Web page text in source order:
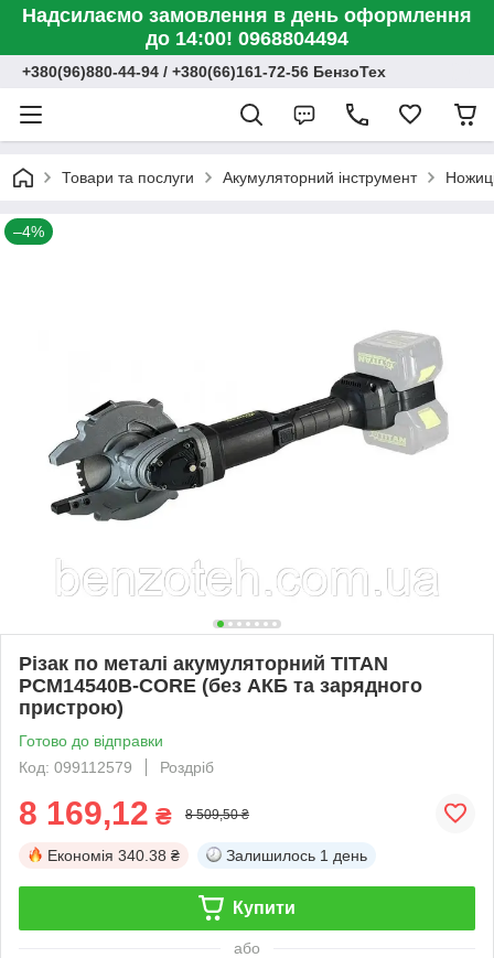
Надсилаємо замовлення в день оформлення
до 14:00! 0968804494
+380(96)880-44-94 / +380(66)161-72-56 БензоТех
Товари та послуги Акумуляторний інструмент
–4%
Різак по металі акумуляторний TITAN
PCM14540B-CORE (без АКБ та зарядного
пристрою)
Готово до відправки
Код: 099112579
Роздріб
8 169,12 ₴ 8 509,50 ₴
Економія 340.38 ₴ Залишилось 1 день
Купити
або